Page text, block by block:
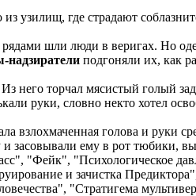
узилищ, где страдают
шли люди в веригах. Но
надзиратели подгоняли их, как
него торчал мясистый голый
руки, словно некто хотел
взлохмаченная голова и
и засовывали ему в рот тюбики,
"Фейк", "Психологическое
и зачистка
"Стратигема